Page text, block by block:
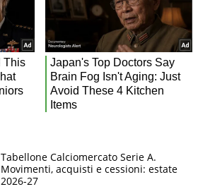
Tabellone Calciomercato Serie A.
Movimenti, acquisti e cessioni: estate
2026-27